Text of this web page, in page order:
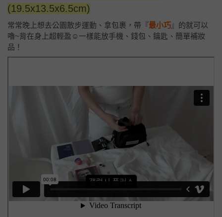
(19.5x13.5x6.5cm)
常常晚上想去公園散步運動、拿包裹，帶『最小巧』的就可以
嚕~背在身上超輕盈☺️一樣能放手機、錢包、鑰匙、簡單補妝
品！